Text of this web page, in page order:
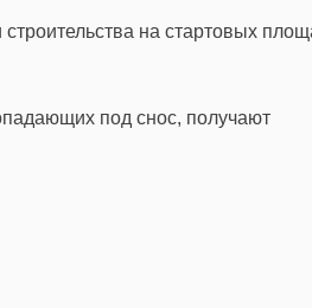
на стартовых
под снос, получают